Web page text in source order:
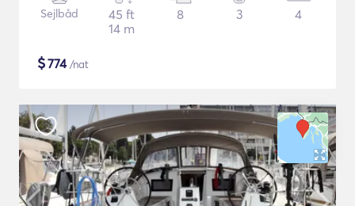
Sejlbåd
45 ft
14 m
8 3 4
$774/nat